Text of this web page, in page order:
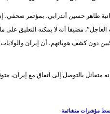
طاهر حسين أندرابي، بمؤتمر صحفي، إن
مضيفا أنه لا يمكنه التعليق
كشف هوياتهم، أن إيران والولايات
متفائل بالتوصل إلى اتفاق مع إيران،
مؤشرات متشائمة